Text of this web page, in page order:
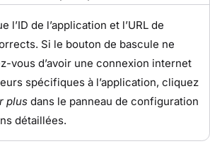
l’ID de l’application et l’URL de
Si le bouton de bascule ne
vous d’avoir une connexion internet
spécifiques à l’application, cliquez
plus dans le panneau de configuration
détaillées.